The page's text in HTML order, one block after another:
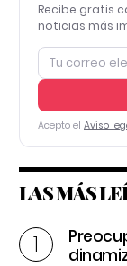
Recibe gratis
noticias más
Acepto el Aviso
LAS MÁS